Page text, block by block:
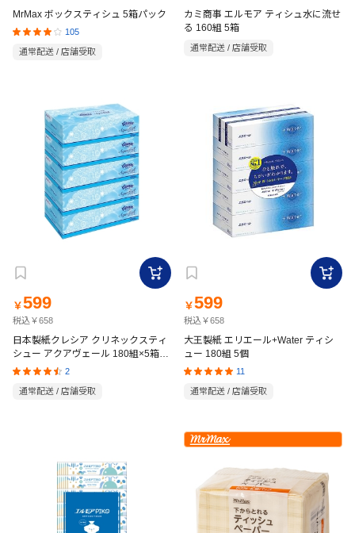
MrMax ボックスティシュ 5箱パック
105
通常配送 / 店舗受取
カミ商事 エルモア ティシュ水に流せ
る 160組 5箱
通常配送 / 店舗受取
￥599
税込￥658
日本製紙クレシア クリネックスティ
シュー アクアヴェール 180組×5箱パ
ック
2
通常配送 / 店舗受取
￥599
税込￥658
大王製紙 エリエール+Water ティシ
ュー 180組 5個
11
通常配送 / 店舗受取